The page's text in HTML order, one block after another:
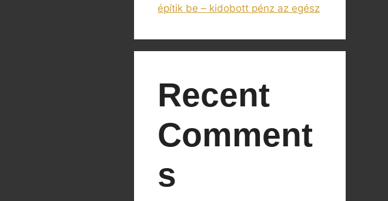
építik be – kidobott pénz az egész
Recent
Comment
s